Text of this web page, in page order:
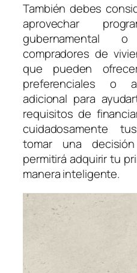
También debes
aprovechar
gubernamental
compradores de
que pueden
preferenciales o
adicional para
requisitos de
cuidadosamente
tomar una
permitirá adquirir tu
manera inteligente.